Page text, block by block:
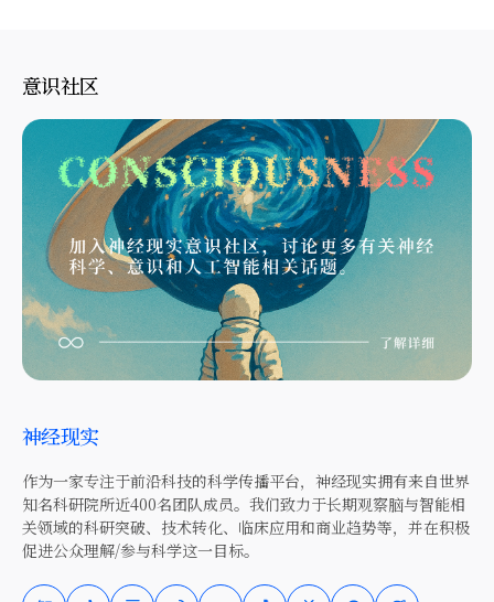
意识社区
神经现实
作为一家专注于前沿科技的科学传播平台，神经现实拥有来自世界
知名科研院所近400名团队成员。我们致力于长期观察脑与智能相
关领域的科研突破、技术转化、临床应用和商业趋势等，并在积极
促进公众理解/参与科学这一目标。